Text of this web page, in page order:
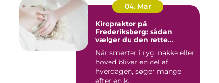
04. Mar
Kiropraktor på
Frederiksberg: sådan
vælger du den rette
Når smerter i ryg, nakke eller
hoved bliver en del af
hverdagen, søger mange
efter en k...